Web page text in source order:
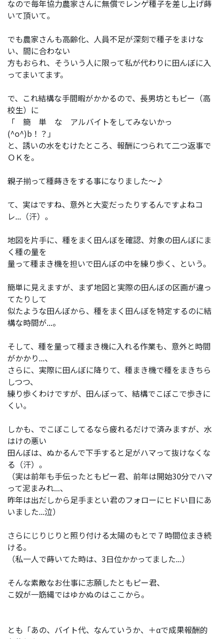
なので毎年協力農家さんに無償でレンゲ種子を差し上げ蒔
いて頂いて。
でも農家さんも高齢化、人員不足が深刻で種子をまけな
い、間に合わない
方もおられ、そういう人に限って私が代わりに田んぼに入
ってまいてます。
で、これ結構な手間暇がかかるので、長男坊ともピー（高
校生）に
「 簡 単 な アルバイトをしてみないかっ
(^o^)b！？」
と、誘いの水をむけたところ、報酬につられて二つ返事で
ＯＫを。
親子揃って種蒔きをする事になりました～♪
て、実はですね、意外と大変だったりするんですよねコ
レ...（汗）。
地図を片手に、種をまく田んぼを確認、対象の田んぼにま
く種の量を
量って種まき機を担いで田んぼの中を練り歩く、という。
簡単に見えますが、まず地図と実際の田んぼの区画が違っ
てたりして
似たような田んぼから、種をまく田んぼを特定するのに結
構な時間が...。
そして、種を量って種まき機に入れる作業も、意外と時間
がかかり...、
さらに、実際に田んぼに降りて、種まき機で種をまきちら
しつつ、
練り歩くわけですが、田んぼって、結構でこぼこで歩きに
くい。
しかも、でこぼこしてるなら疲れるだけで済みますが、水
はけの悪い
田んぼは、ぬかるんで下手すると足がハマって抜けなくな
る（汗）。
（実は前年も手伝ったともピー君、前年は開始30分でハマ
って泥まみれ...、
昨年は出だしから足手まとい君のフォローにヒドい目にあ
いました...泣）
さらにじりじりと照り付ける太陽のもとで７時間位まき続
ける。
（私一人で蒔いてた時は、3日位かかってました...）
そんな素敵なお仕事に志願したともピー君、
こ奴が一筋縄ではゆかぬのはここから。
とも「あの、バイト代、なんていうか、＋αで成果報酬的